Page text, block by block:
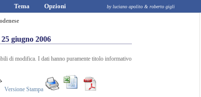
Tema Opzioni by luciano apolito & roberto gigli
giugno 2006
di modifica. I dati hanno puramente titolo informativo
Versione Stampa